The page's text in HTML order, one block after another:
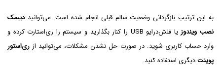
به این ترتیب بازگردانی وضعیت سالم قبلی انجام شده است. می‌توانیددیسک
نصب ویندوز
یا فلش‌درایو USB را کنار بگذارید و سیستم را ری‌استارت کرده و
وارد حساب کاربری شوید. در صورت حل نشدن مشکلات، می‌توانید از ری‌استور
پوینتدیگری استفاده کنید.